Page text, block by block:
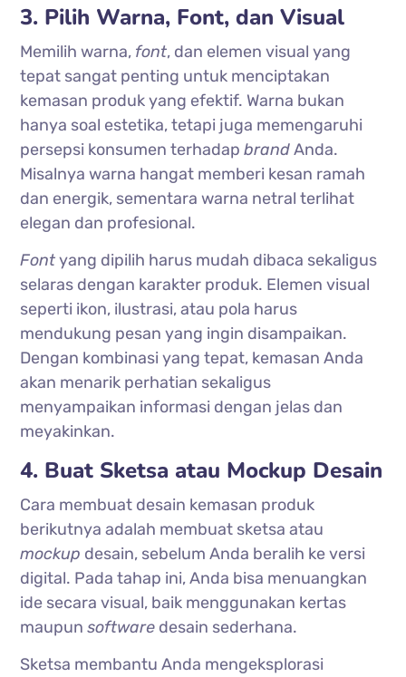
3. Pilih Warna, Font, dan Visual
Memilih warna, font, dan elemen visual yang
tepat sangat penting untuk menciptakan
kemasan produk yang efektif. Warna bukan
hanya soal estetika, tetapi juga memengaruhi
persepsi konsumen terhadapbrandAnda.
Misalnya warna hangat memberi kesan ramah
dan energik, sementara warna netral terlihat
elegan dan profesional.
Fontyang dipilih harus mudah dibaca sekaligus
selaras dengan karakter produk. Elemen visual
seperti ikon, ilustrasi, atau pola harus
mendukung pesan yang ingin disampaikan.
Dengan kombinasi yang tepat, kemasan Anda
akan menarik perhatian sekaligus
menyampaikan informasi dengan jelas dan
meyakinkan.
4. Buat Sketsa atau Mockup Desain
Cara membuat desain kemasan produk
berikutnya adalah membuat sketsa atau
mockup desain, sebelum Anda beralih ke versi
digital. Pada tahap ini, Anda bisa menuangkan
ide secara visual, baik menggunakan kertas
maupunsoftware desain sederhana.
Sketsa membantu Anda mengeksplorasi